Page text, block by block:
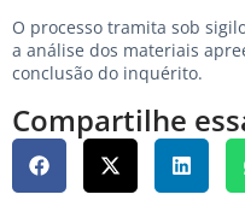
O processo tramita sob
a análise dos materiais
conclusão do inquérito.
Compartilhe